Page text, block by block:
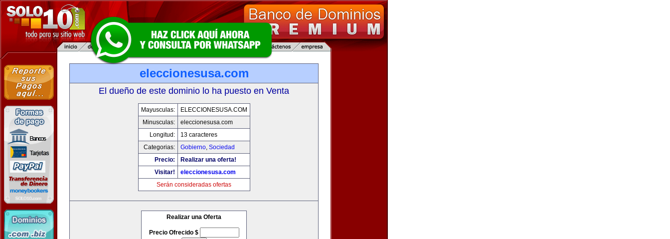
eleccionesusa.com
El dueño de este dominio lo ha puesto en Venta
Mayusculas:
ELECCIONESUSA.COM
Minusculas:
eleccionesusa.com
Longitud:
13 caracteres
Categorias:
Gobierno, Sociedad
Precio:
Realizar una oferta!
Visitar!
eleccionesusa.com
Serán consideradas ofertas
Realizar una Oferta
Precio Ofrecido $